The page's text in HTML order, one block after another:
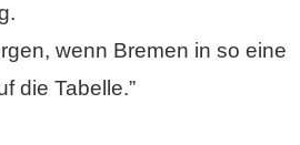
wenn Bremen in so eine
die Tabelle.”